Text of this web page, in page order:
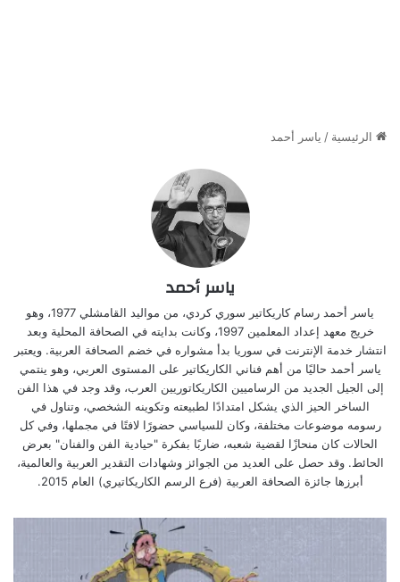
الرئيسية / ياسر أحمد
ياسر أحمد
ياسر أحمد رسام كاريكاتير سوري كردي، من مواليد القامشلي 1977، وهو
خريج معهد إعداد المعلمين 1997، وكانت بدايته في الصحافة المحلية وبعد
انتشار خدمة الإنترنت في سوريا بدأ مشواره في خضم الصحافة العربية. ويعتبر
ياسر أحمد حاليًا من أهم فناني الكاريكاتير على المستوى العربي، وهو ينتمي
إلى الجيل الجديد من الرساميين الكاريكاتوريين العرب، وقد وجد في هذا الفن
الساخر الحيز الذي يشكل امتدادًا لطبيعته وتكوينه الشخصي، وتناول في
رسومه موضوعات مختلفة، وكان للسياسي حضورًا لافتًا في مجملها، وفي كل
الحالات كان منحازًا لقضية شعبه، ضاربًا بفكرة "حيادية الفن والفنان" بعرض
الحائط. وقد حصل على العديد من الجوائز وشهادات التقدير العربية والعالمية،
أبرزها جائزة الصحافة العربية (فرع الرسم الكاريكاتيري) العام 2015.